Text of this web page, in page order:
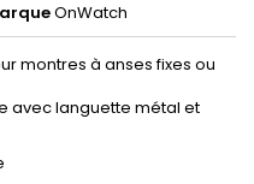
OnWatch
montres à anses fixes ou
avec languette métal et